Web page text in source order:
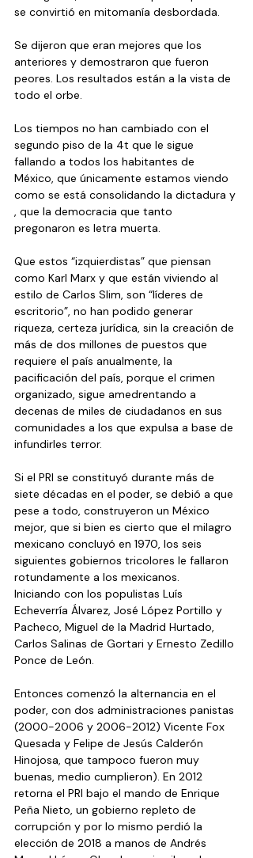
se convirtió en mitomanía desbordada.
Se dijeron que eran mejores que los
anteriores y demostraron que fueron
peores. Los resultados están a la vista de
todo el orbe.
Los tiempos no han cambiado con el
segundo piso de la 4t que le sigue
fallando a todos los habitantes de
México, que únicamente estamos viendo
como se está consolidando la dictadura y
, que la democracia que tanto
pregonaron es letra muerta.
Que estos “izquierdistas” que piensan
como Karl Marx y que están viviendo al
estilo de Carlos Slim, son “líderes de
escritorio”, no han podido generar
riqueza, certeza jurídica, sin la creación de
más de dos millones de puestos que
requiere el país anualmente, la
pacificación del país, porque el crimen
organizado, sigue amedrentando a
decenas de miles de ciudadanos en sus
comunidades a los que expulsa a base de
infundirles terror.
Si el PRI se constituyó durante más de
siete décadas en el poder, se debió a que
pese a todo, construyeron un México
mejor, que si bien es cierto que el milagro
mexicano concluyó en 1970, los seis
siguientes gobiernos tricolores le fallaron
rotundamente a los mexicanos.
Iniciando con los populistas Luís
Echeverría Álvarez, José López Portillo y
Pacheco, Miguel de la Madrid Hurtado,
Carlos Salinas de Gortari y Ernesto Zedillo
Ponce de León.
Entonces comenzó la alternancia en el
poder, con dos administraciones panistas
(2000-2006 y 2006-2012) Vicente Fox
Quesada y Felipe de Jesús Calderón
Hinojosa, que tampoco fueron muy
buenas, medio cumplieron). En 2012
retorna el PRI bajo el mando de Enrique
Peña Nieto, un gobierno repleto de
corrupción y por lo mismo perdió la
elección de 2018 a manos de Andrés